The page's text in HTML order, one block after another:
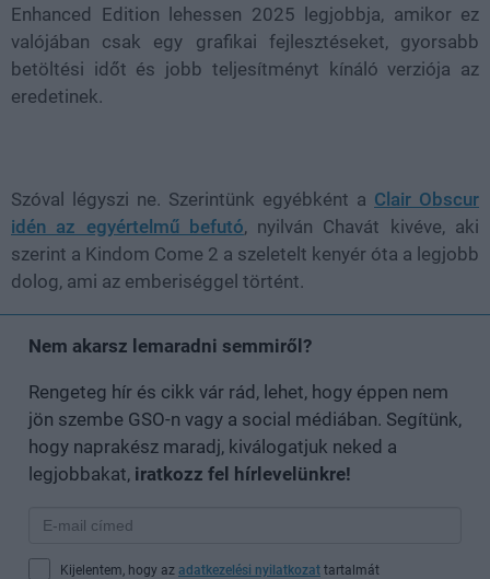
Enhanced Edition lehessen 2025 legjobbja, amikor ez
valójában csak egy grafikai fejlesztéseket, gyorsabb
betöltési időt és jobb teljesítményt kínáló verziója az
eredetinek.
Szóval légyszi ne. Szerintünk egyébként a Clair Obscur
idén az egyértelmű befutó, nyilván Chavát kivéve, aki
szerint a Kindom Come 2 a szeletelt kenyér óta a legjobb
dolog, ami az emberiséggel történt.
Nem akarsz lemaradni semmiről?
Rengeteg hír és cikk vár rád, lehet, hogy éppen nem
jön szembe GSO-n vagy a social médiában. Segítünk,
hogy naprakész maradj, kiválogatjuk neked a
legjobbakat, iratkozz fel hírlevelünkre!
Kijelentem, hogy az adatkezelési nyilatkozat tartalmát